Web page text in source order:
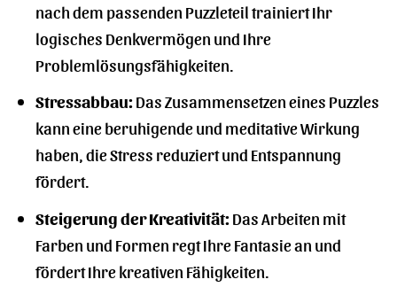
nach dem passenden Puzzleteil trainiert Ihr
logisches Denkvermögen und Ihre
Problemlösungsfähigkeiten.
Stressabbau:Das Zusammensetzen eines Puzzles
kann eine beruhigende und meditative Wirkung
haben, die Stress reduziert und Entspannung
fördert.
Steigerung der Kreativität:Das Arbeiten mit
Farben und Formen regt Ihre Fantasie an und
fördert Ihre kreativen Fähigkeiten.